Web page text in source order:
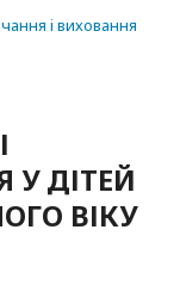
i виховання
У ДІТЕЙ
ВІКУ